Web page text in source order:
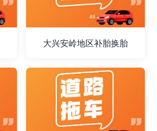
大兴安岭地区补胎换胎